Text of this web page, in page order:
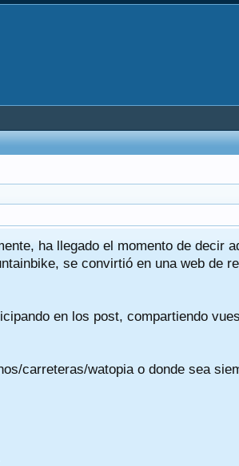
ha llegado el momento de decir
se convirtió en una web de
en los post, compartiendo
carreteras/watopia o donde sea